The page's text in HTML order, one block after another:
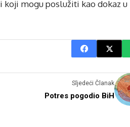
mogu poslužiti kao dokaz u
Sljedeći Članak
Potres pogodio BiH